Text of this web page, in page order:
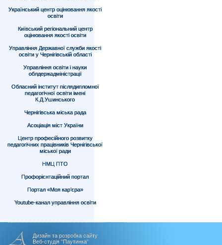
Український центр оцінювання якості
освіти
Київський регіональний центр
оцінювання якості освіти
Управління Державної служби якості
освіти у Чернігівській області
Управління освіти і науки
облдержадміністрації
Обласний інститут післядипломної
педагогічної освіти імені
К.Д.Ушинського
Чернігівська міська рада
Асоціація міст України
Центр професійного розвитку
педагогічних працівників Чернігівської
міської ради
НМЦ ПТО
Профорієнтаційний портал
Портал «Моя кар’єра»
Youtube-канал управління освіти
Дизайн та розробка сайту
Веб-студія "Паутинка"